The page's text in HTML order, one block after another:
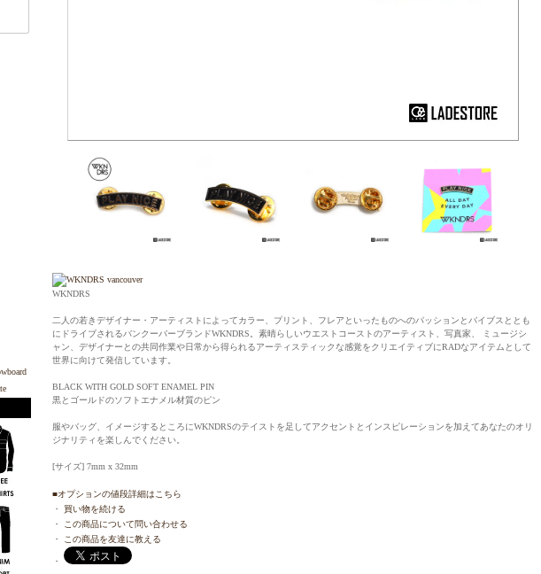
WKNDRS
二人の若きデザイナー・アーティストによってカラー、プリント、フレアといったものへのパッションとバイブスととも
にドライブされるバンクーバーブランドWKNDRS。素晴らしいウエストコーストのアーティスト、写真家、 ミュージシ
ャン、デザイナーとの共同作業や日常から得られるアーティスティックな感覚をクリエイティブにRADなアイテムとして
世界に向けて発信しています。
BLACK WITH GOLD SOFT ENAMEL PIN
黒とゴールドのソフトエナメル材質のピン
服やバッグ、イメージするところにWKNDRSのテイストを足してアクセントとインスピレーションを加えてあなたのオリ
ジナリティを楽しんでください。
[サイズ] 7mm x 32mm
■オプションの値段詳細はこちら
・ 買い物を続ける
・
この商品について問い合わせる
・
この商品を友達に教える
・